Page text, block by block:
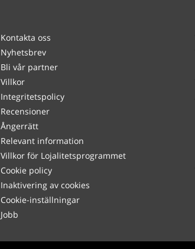
Kontakta oss
Nyhetsbrev
Bli vår partner
Villkor
Integritetspolicy
Recensioner
Ångerrätt
Relevant information
Villkor för Lojalitetsprogrammet
Cookie policy
Inaktivering av cookies
Cookie-inställningar
Jobb